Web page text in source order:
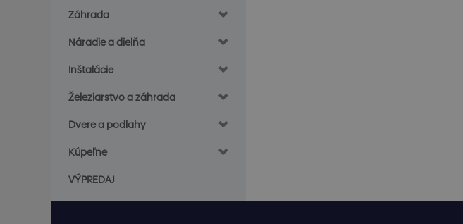
Záhrada
Náradie a dielňa
Inštalácie
Železiarstvo a záhrada
Dvere a podlahy
Kúpeľne
VÝPREDAJ